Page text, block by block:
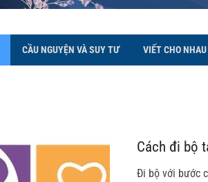
CẦU NGUYỆN VÀ SUY TƯ VIẾT CHO NHAU
Cách đi bộ
Đi bộ với bước